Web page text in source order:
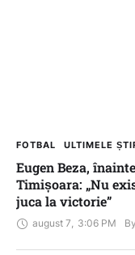
FOTBAL ULTIMELE
Eugen Beza,
Timișoara: „Nu
juca la victorie”
august 7, 3:06 PM By